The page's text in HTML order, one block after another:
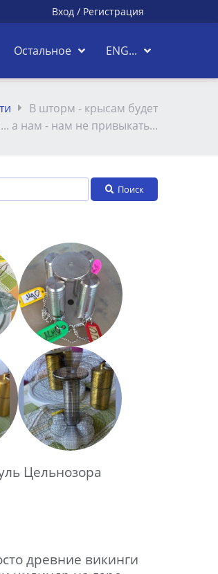
Вход / Регистрация
Остальное ENG...
В шторм - крысам будет
а нам - нам не привыкать...
Поиск
Цельнозора
древние викинги